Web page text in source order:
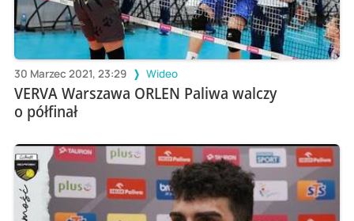
30 Marzec 2021, 23:29 Wideo
VERVA Warszawa ORLEN Paliwa walczy
o półfinał